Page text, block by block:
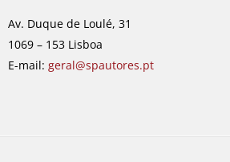
o
k
r
a
m
i
n
Av. Duque de Loulé, 31
1069 – 153 Lisboa
E-mail: geral@spautores.pt